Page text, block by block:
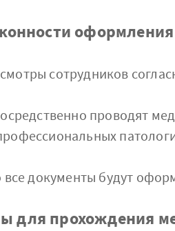
оформления
сотрудников
проводят
документы будут
прохождения